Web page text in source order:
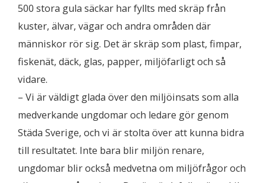
500 stora gula säckar har fyllts med skräp från
kuster, älvar, vägar och andra områden där
människor rör sig. Det är skräp som plast, fimpar,
fiskenät, däck, glas, papper, miljöfarligt och så
vidare.
– Vi är väldigt glada över den miljöinsats som alla
medverkande ungdomar och ledare gör genom
Städa Sverige, och vi är stolta över att kunna bidra
till resultatet. Inte bara blir miljön renare,
ungdomar blir också medvetna om miljöfrågor och